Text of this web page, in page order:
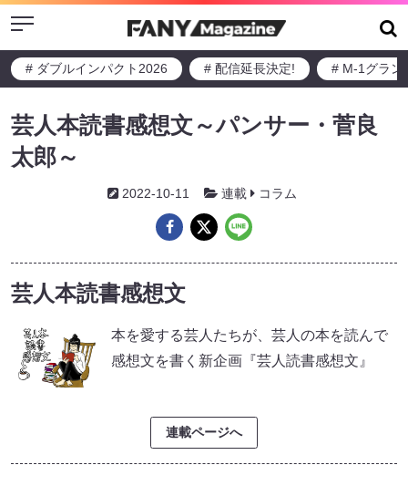
Menu
# ダブルインパクト2026 # 配信延長決定! # M-1グラン
芸人本読書感想文～パンサー・菅良
太郎～
2022-10-11 連載 コラム
芸人本読書感想文
本を愛する芸人たちが、芸人の本を読んで
感想文を書く新企画『芸人読書感想文』
連載ページへ